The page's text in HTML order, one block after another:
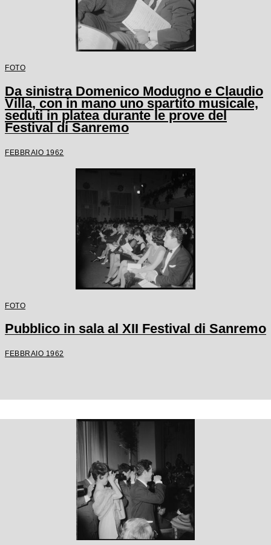
FOTO
Da sinistra Domenico Modugno e Claudio
Villa, con in mano uno spartito musicale,
seduti in platea durante le prove del
Festival di Sanremo
FEBBRAIO 1962
FOTO
Pubblico in sala al XII Festival di Sanremo
FEBBRAIO 1962